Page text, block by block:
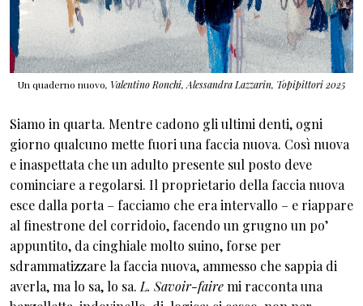
Un quaderno nuovo, Valentino Ronchi, Alessandra Lazzarin, Topipittori 2025
Siamo in quarta. Mentre cadono gli ultimi denti, ogni
giorno qualcuno mette fuori una faccia nuova. Così nuova
e inaspettata che un adulto presente sul posto deve
cominciare a regolarsi. Il proprietario della faccia nuova
esce dalla porta – facciamo che era intervallo – e riappare
al finestrone del corridoio, facendo un grugno un po’
appuntito, da cinghiale molto suino, forse per
sdrammatizzare la faccia nuova, ammesso che sappia di
averla, ma lo sa, lo sa. L. Savoir-fairemi racconta una